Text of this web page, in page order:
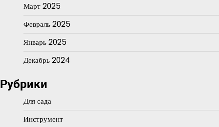
Март 2025
Февраль 2025
Январь 2025
Декабрь 2024
Рубрики
Для сада
Инструмент